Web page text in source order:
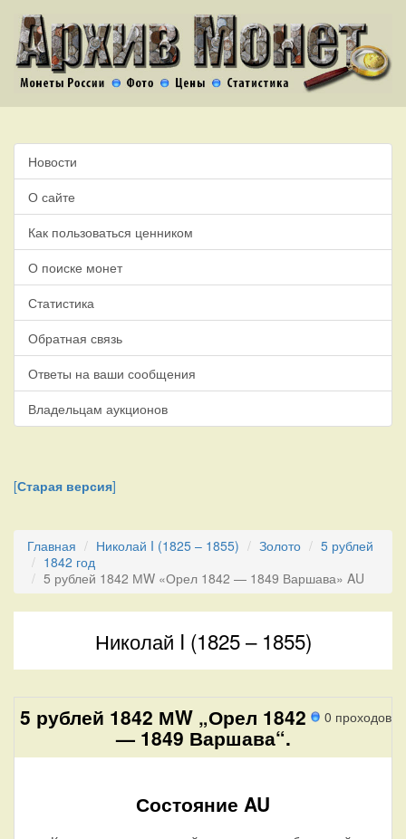
Новости
О сайте
Как пользоваться ценником
О поиске монет
Статистика
Обратная связь
Ответы на ваши сообщения
Владельцам аукционов
[Старая версия]
Главная Николай I (1825 – 1855) Золото
5 рублей
1842 год
5 рублей 1842 МW «Орел 1842 — 1849 Варшава» AU
Николай I (1825 – 1855)
0 проходов
5 рублей 1842 МW „Орел 1842
— 1849 Варшава“.
Состояние AU